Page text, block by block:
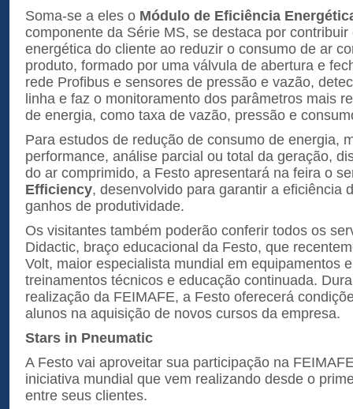
Soma-se a eles o Módulo de Eficiência
componente da Série MS, se destaca por
energética do cliente ao reduzir o consumo de ar
produto, formado por uma válvula de abertura e
rede Profibus e sensores de pressão e vazão,
linha e faz o monitoramento dos parâmetros mais
de energia, como taxa de vazão, pressão e
Para estudos de redução de consumo de energia,
performance, análise parcial ou total da geração,
do ar comprimido, a Festo apresentará na feira o
Efficiency, desenvolvido para garantir a eficiência
ganhos de produtividade.
Os visitantes também poderão conferir todos os
Didactic, braço educacional da Festo, que
Volt, maior especialista mundial em equipamentos
treinamentos técnicos e educação continuada.
realização da FEIMAFE, a Festo oferecerá
alunos na aquisição de novos cursos da empresa.
Stars in Pneumatic
A Festo vai aproveitar sua participação na
iniciativa mundial que vem realizando desde o
entre seus clientes.